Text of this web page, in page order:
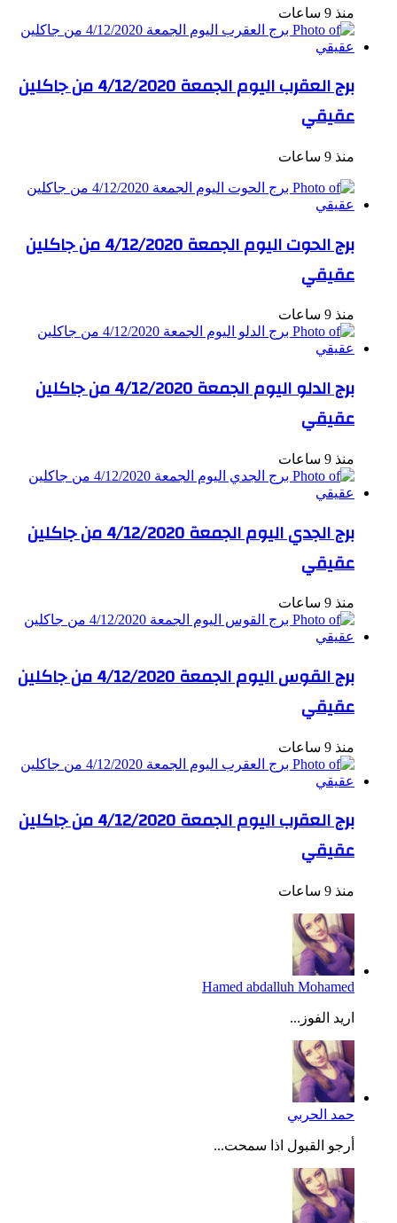
منذ 9 ساعات
برج العقرب اليوم الجمعة 4/12/2020 من جاكلين
عقيقي
منذ 9 ساعات
برج الحوت اليوم الجمعة 4/12/2020 من جاكلين
عقيقي
منذ 9 ساعات
برج الدلو اليوم الجمعة 4/12/2020 من جاكلين
عقيقي
منذ 9 ساعات
برج الجدي اليوم الجمعة 4/12/2020 من جاكلين
عقيقي
منذ 9 ساعات
برج القوس اليوم الجمعة 4/12/2020 من جاكلين
عقيقي
منذ 9 ساعات
برج العقرب اليوم الجمعة 4/12/2020 من جاكلين
عقيقي
منذ 9 ساعات
Hamed abdalluh Mohamed
اريد الفوز...
حمد الحربي
أرجو القبول اذا سمحت...